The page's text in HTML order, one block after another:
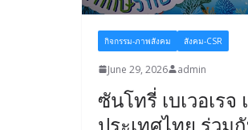
กิจกรรม-ภาพสังคม สังคม-CSR
June 29, 2026 admin
ซันโทรี่ เบเวอเร